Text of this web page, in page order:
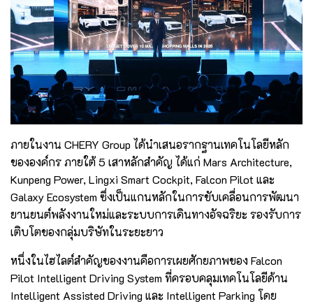
ภายในงาน CHERY Group ได้นำเสนอรากฐานเทคโนโลยีหลัก
ขององค์กร ภายใต้ 5 เสาหลักสำคัญ ได้แก่ Mars Architecture,
Kunpeng Power, Lingxi Smart Cockpit, Falcon Pilot และ
Galaxy Ecosystem ซึ่งเป็นแกนหลักในการขับเคลื่อนการพัฒนา
ยานยนต์พลังงานใหม่และระบบการเดินทางอัจฉริยะ รองรับการ
เติบโตของกลุ่มบริษัทในระยะยาว
หนึ่งในไฮไลต์สำคัญของงานคือการเผยศักยภาพของ Falcon
Pilot Intelligent Driving System ที่ครอบคลุมเทคโนโลยีด้าน
Intelligent Assisted Driving และ Intelligent Parking โดย